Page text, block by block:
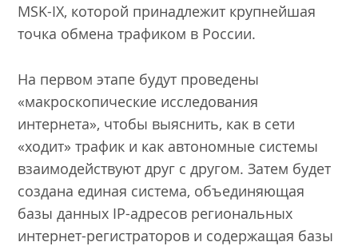
MSK-IX, которой принадлежит крупнейшая
точка обмена трафиком в России.
На первом этапе будут проведены
«макроскопические исследования
интернета», чтобы выяснить, как в сети
«ходит» трафик и как автономные системы
взаимодействуют друг с другом. Затем будет
создана единая система, объединяющая
базы данных IP-адресов региональных
интернет-регистраторов и содержащая базы